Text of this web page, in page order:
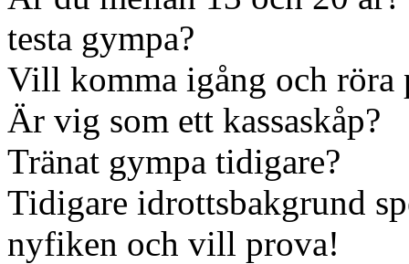
testa gympa?
Vill komma igång och röra
Är vig som ett kassaskåp?
Tränat gympa tidigare?
Tidigare idrottsbakgrund
nyfiken och vill prova!